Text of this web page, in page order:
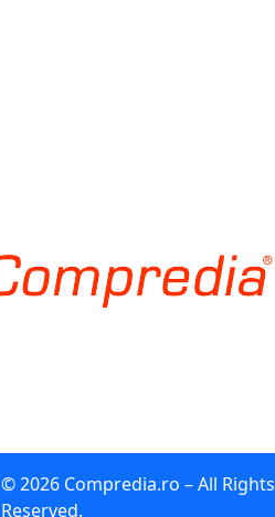
© 2026 Compredia.ro – All Rights
Reserved.